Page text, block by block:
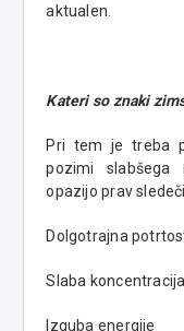
aktualen.
Kateri so znaki
Pri tem je treba
pozimi slabšega
opazijo prav
Dolgotrajna
Slaba koncentracija
Izguba energije